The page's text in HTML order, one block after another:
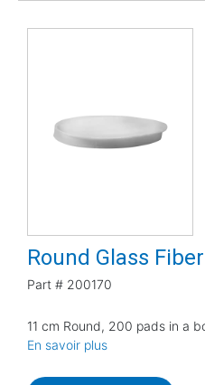
Round Glass
Part # 200170
11 cm Round, 200 pads in a
En savoir plus